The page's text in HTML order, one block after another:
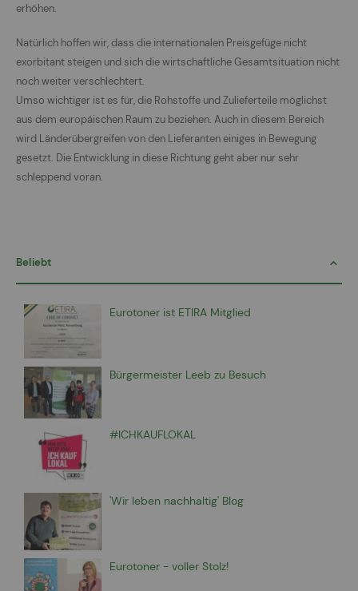
erhöhen.
Natürlich hoffen wir, dass die internationalen Preisgefüge nicht
exorbitant steigen und sich die wirtschaftliche Gesamtsituation nicht
noch weiter verschlechtert.
Umso wichtiger ist es für, die Rohstoffe und Zulieferteile möglichst
aus dem europäischen Raum zu beziehen. Auch in diesem Bereich
wird Länderübergreifen von den Lieferanten einiges in Bewegung
gesetzt. Die Entwicklung in diese Richtung geht aber nur sehr
schleppend voran.
Beliebt
Eurotoner ist ETIRA Mitglied
Bürgermeister Leeb zu Besuch
#ICHKAUFLOKAL
'Wir leben nachhaltig' Blog
Eurotoner - voller Stolz!